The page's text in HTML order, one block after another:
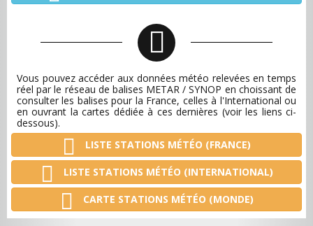
Vous pouvez accéder aux données météo relevées en temps
réel par le réseau de balises METAR / SYNOP en choissant de
consulter les balises pour la France, celles à l'International ou
en ouvrant la cartes dédiée à ces dernières (voir les liens ci-
dessous).
LISTE STATIONS MÉTÉO (FRANCE)
LISTE STATIONS MÉTÉO (INTERNATIONAL)
CARTE STATIONS MÉTÉO (MONDE)